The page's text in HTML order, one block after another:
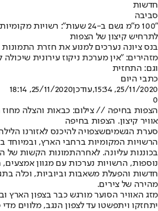
חדשות
סביבה
"100 מ"מ גשם ב-24 שעות":
לתרחיש קיצון של הצפות
בנס ציונה נערכים למנוע את חזרת
מזהירים: "אין מערכת ניקוז עירונית
וגם: התחזית
כתבי היום
25/11/2020, 15:34
,עודכן25/11/2020, 18:14
0
הצפות בחיפה // צילום: כבאות והצלה
אוויר קיצון. הצפות בחיפה
סערת הגשמיםשצפויה להיכנס לאזורנו
הרשויות המקומיות ברחבי הארץ, ובמיוחד
בכוננות עליונה. לאחרהתמונות הקשות של
נוספות, הרשויות נערכות עם מגוון
חדשות והפעלת משאבות וביוביות, וכלה
מהירה של צירים.
מזג האוויר הסוער מורגש כבר בצפון הארץ
יתחזקו ויתפשטו עד לצפון הנגב, מלווים